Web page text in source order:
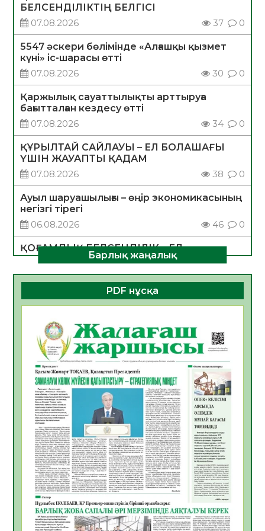
БЕЛСЕНДІЛІКТІҢ БЕЛГІСІ
07.08.2026
37 0
5547 әскери бөлімінде «Алғашқы қызмет
күні» іс-шарасы өтті
07.08.2026
30 0
Қаржылық сауаттылықты арттыруға
бағытталған кездесу өтті
07.08.2026
34 0
ҚҰРЫЛТАЙ САЙЛАУЫ – ЕЛ БОЛАШАҒЫ
ҮШІН ЖАУАПТЫ ҚАДАМ
07.08.2026
38 0
Ауыл шаруашылығы – өңір экономикасының
негізгі тірегі
06.08.2026
46 0
ҚОҒАМДЫҚ БЕЛСЕНДІЛІК – ЕЛ
ДАМУЫНЫҢ НЕГІЗІ
06.08.2026
44 0
ҚҰРЫЛТАЙ САЙЛАУЫ – БОЛАШАҚҚА
06.08.2026
Инфекциялық ауруларға қарсы иммундау
жұмыстарының тиімділігі
06.08.2026
48
Көкжөтел ауруы туралы
06.08.2026
44
АПВ вакцинасы туралы мәлімет
06.08.2026
43
Open Air: Қызылорда облысы полиция
департаменті 20 мыңнан астам
көрерменнің қауіпсіздігін қамтамасыз етті
06.08.2026
57
Барлық жаңалық
PDF нұсқа